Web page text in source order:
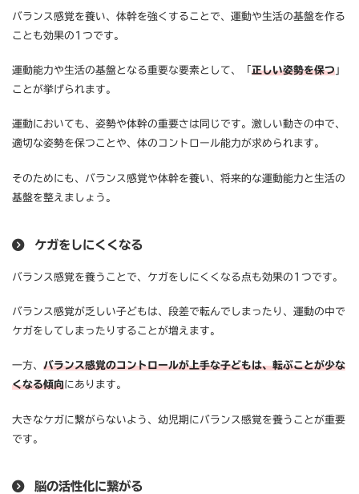
バランス感覚を養い、体幹を強くすることで、運動や生活の基盤を作る
ことも効果の1つです。
運動能力や生活の基盤となる重要な要素として、「 正しい姿勢を保つ 」
ことが挙げられます。
運動においても、姿勢や体幹の重要さは同じです。激しい動きの中で、
適切な姿勢を保つことや、体のコントロール能力が求められます。
そのためにも、バランス感覚や体幹を養い、将来的な運動能力と生活の
基盤を整えましょう。
ケガをしにくくなる
バランス感覚を養うことで、ケガをしにくくなる点も効果の1つです。
バランス感覚が乏しい子どもは、段差で転んでしまったり、運動の中で
ケガをしてしまったりすることが増えます。
一方、 バランス感覚のコントロールが上手な子どもは、転ぶことが少な
くなる傾向にあります。
大きなケガに繋がらないよう、幼児期にバランス感覚を養うことが重要
です。
脳の活性化に繋がる